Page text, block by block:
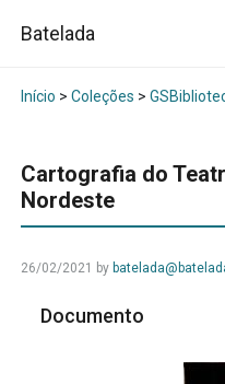
Batelada
Início > Coleções >
Cartografia do
Nordeste
26/02/2021 by
Documento